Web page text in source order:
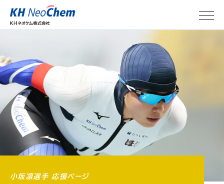
小坂凛選手 応援ページ